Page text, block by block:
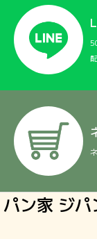
パン家 ジ